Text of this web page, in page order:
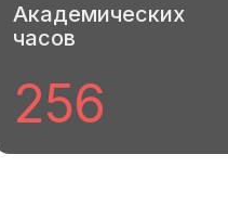
Академических
часов
256